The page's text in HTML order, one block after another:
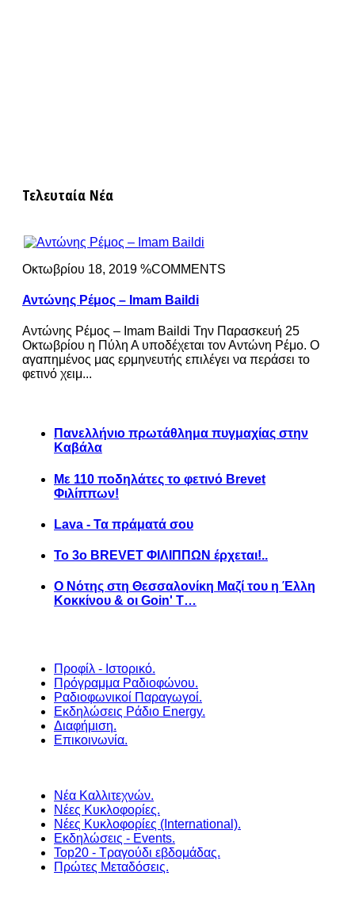
Τελευταία Νέα
Οκτωβρίου 18, 2019 %COMMENTS
Αντώνης Ρέμος – Imam Baildi
Αντώνης Ρέμος – Imam Baildi Την Παρασκευή 25
Οκτωβρίου η Πύλη Α υποδέχεται τον Αντώνη Ρέμο. Ο
αγαπημένος μας ερμηνευτής επιλέγει να περάσει το
φετινό χειμ...
Πανελλήνιο πρωτάθλημα πυγμαχίας στην
Καβάλα
Με 110 ποδηλάτες το φετινό Brevet
Φιλίππων!
Lava - Τα πράματά σου
Το 3ο BREVET ΦΙΛΙΠΠΩΝ έρχεται!..
Ο Νότης στη Θεσσαλονίκη Μαζί του η Έλλη
Κοκκίνου & οι Goin' T…
Προφίλ - Ιστορικό.
Πρόγραμμα Ραδιοφώνου.
Ραδιοφωνικοί Παραγωγοί.
Εκδηλώσεις Ράδιο Energy.
Διαφήμιση.
Επικοινωνία.
Νέα Καλλιτεχνών.
Νέες Κυκλοφορίες.
Νέες Κυκλοφορίες (International).
Εκδηλώσεις - Events.
Top20 - Τραγούδι εβδομάδας.
Πρώτες Μεταδόσεις.